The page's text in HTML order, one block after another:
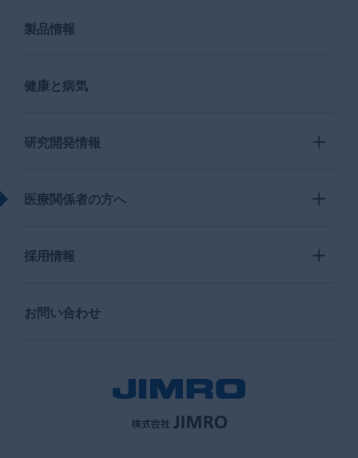
製品情報
健康と病気
研究開発情報
医療関係者の方へ
採用情報
お問い合わせ